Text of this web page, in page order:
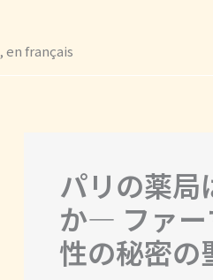
en français
パリの薬局
か― ファー
性の秘密の